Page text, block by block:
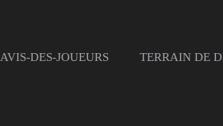
AVIS-DES-JOUEURS TERRAIN DE